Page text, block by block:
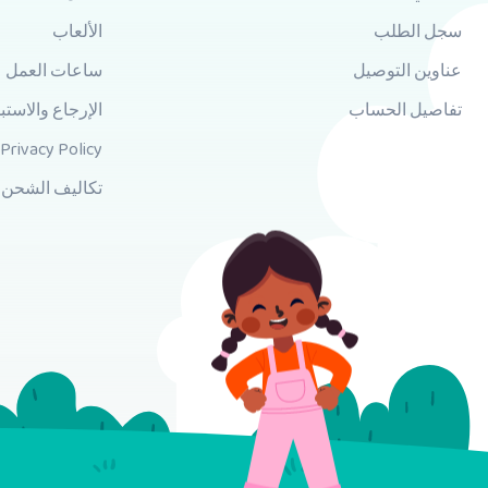
سجل الطلب
عناوين التوصيل
تفاصيل الحساب
الألعاب
ساعات العمل
الإرجاع
Privacy Policy
تكاليف الشحن